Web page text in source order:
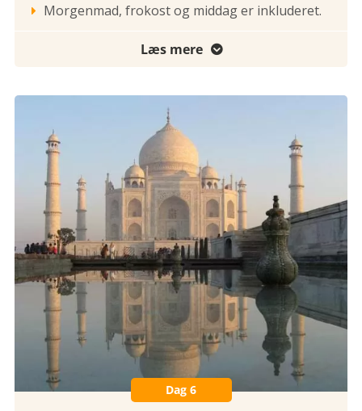
 Morgenmad, frokost og middag er inkluderet.
Læs mere 
Dag 6